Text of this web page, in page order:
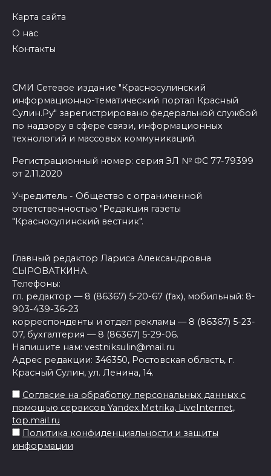
Карта сайта
О нас
Контакты
СМИ Сетевое издание "Красносулинский
информационно-тематический портал Красный
Сулин.Ру" зарегистрировано федеральной службой
по надзору в сфере связи, информационных
технологий и массовых коммуникаций.
Регистрационный номер: серия ЭЛ № ФС 77-79399
от 2.11.2020
Учредитель - Общество с ограниченной
ответственностью "Редакция газеты
"Красносулинский вестник".
Главный редактор Лариса Александровна
СЫРОВАТКИНА.
Телефоны:
гл. редактор — 8 (86367) 5-20-67 (fax), мобильный: 8-
903-439-36-23
корреспонденты и отдел рекламы — 8 (86367) 5-23-
07, бухгалтерия — 8 (86367) 5-29-06.
Напишите нам: vestniksulin@mail.ru
Адрес редакции: 346350, Ростовская область, г.
Красный Сулин, ул. Ленина, 14.
Согласие на обработку персональных данных с
помощью сервисов Yandex.Metrika, LiveInternet,
top.mail.ru
Политика конфиденциальности и защиты
информации